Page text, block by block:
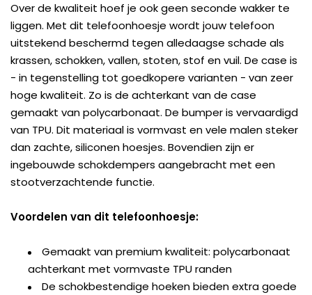
Over de kwaliteit hoef je ook geen seconde wakker te
liggen. Met dit telefoonhoesje wordt jouw telefoon
uitstekend beschermd tegen alledaagse schade als
krassen, schokken, vallen, stoten, stof en vuil. De case is
- in tegenstelling tot goedkopere varianten - van zeer
hoge kwaliteit. Zo is de achterkant van de case
gemaakt van polycarbonaat. De bumper is vervaardigd
van TPU. Dit materiaal is vormvast en vele malen steker
dan zachte, siliconen hoesjes. Bovendien zijn er
ingebouwde schokdempers aangebracht met een
stootverzachtende functie.
Voordelen van dit telefoonhoesje:
Gemaakt van premium kwaliteit: polycarbonaat
achterkant met vormvaste TPU randen
De schokbestendige hoeken bieden extra goede